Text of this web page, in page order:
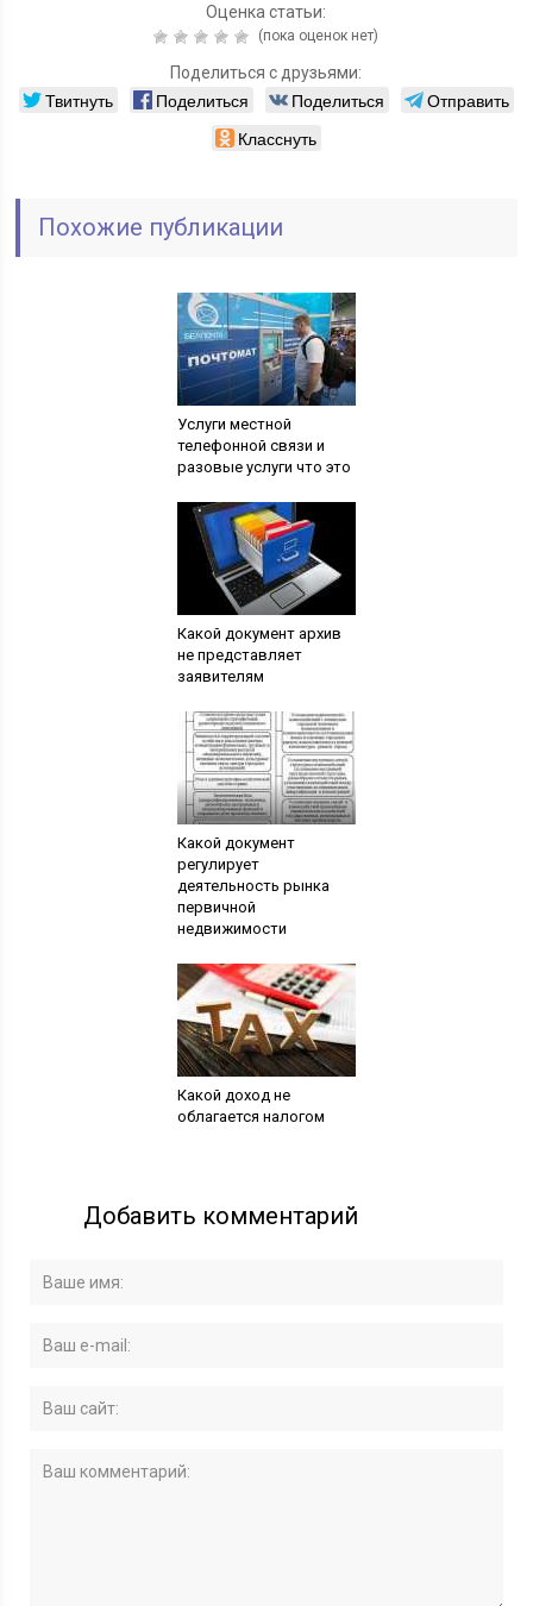
Оценка статьи:
(пока оценок нет)
Поделиться с друзьями:
Твитнуть Поделиться Поделиться
Отправить
Класснуть
Похожие публикации
Услуги местной
телефонной связи и
разовые услуги что это
Какой документ архив
не представляет
заявителям
Какой документ
регулирует
деятельность рынка
первичной
недвижимости
Какой доход не
облагается налогом
Добавить комментарий